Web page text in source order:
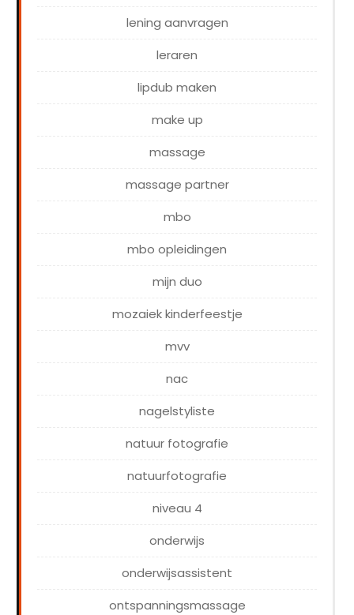
lening aanvragen
leraren
lipdub maken
make up
massage
massage partner
mbo
mbo opleidingen
mijn duo
mozaiek kinderfeestje
mvv
nac
nagelstyliste
natuur fotografie
natuurfotografie
niveau 4
onderwijs
onderwijsassistent
ontspanningsmassage